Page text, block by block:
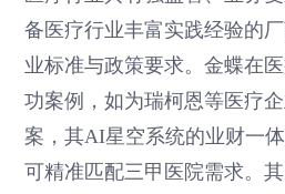
备医疗行业丰富实践经验的
业标准与政策要求。金蝶在
功案例，如为瑞柯恩等医疗
案，其AI星空系统的业财一
可精准匹配三甲医院需求。